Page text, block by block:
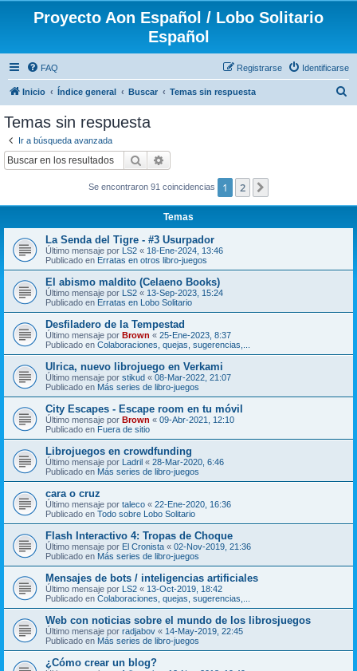
Proyecto Aon Español / Lobo Solitario
Español
FAQ Identificarse
Registrarse
Inicio Índice general Buscar Temas sin respuesta
Temas sin respuesta
Ir a búsqueda avanzada
Buscar
Se encontraron 91 coincidencias 1 2
Temas
La Senda del Tigre - #3 Usurpador
Último mensaje por LS2 « 18-Ene-2024, 13:46
Publicado en Erratas en otros libro-juegos
El abismo maldito (Celaeno Books)
Último mensaje por LS2 « 13-Sep-2023, 15:24
Publicado en Erratas en Lobo Solitario
Desfiladero de la Tempestad
Último mensaje por Brown « 25-Ene-2023, 8:37
Publicado en Colaboraciones, quejas, sugerencias,...
Ulrica, nuevo librojuego en Verkami
Último mensaje por stikud « 08-Mar-2022, 21:07
Publicado en Más series de libro-juegos
City Escapes - Escape room en tu móvil
Último mensaje por Brown « 09-Abr-2021, 12:10
Publicado en Fuera de sitio
Librojuegos en crowdfunding
Último mensaje por Ladril « 28-Mar-2020, 6:46
Publicado en Más series de libro-juegos
cara o cruz
Último mensaje por taleco « 22-Ene-2020, 16:36
Publicado en Todo sobre Lobo Solitario
Flash Interactivo 4: Tropas de Choque
Último mensaje por El Cronista « 02-Nov-2019, 21:36
Publicado en Más series de libro-juegos
Mensajes de bots / inteligencias artificiales
Último mensaje por LS2 « 13-Oct-2019, 18:42
Publicado en Colaboraciones, quejas, sugerencias,...
Web con noticias sobre el mundo de los librosjuegos
Último mensaje por radjabov « 14-May-2019, 22:45
Publicado en Más series de libro-juegos
¿Cómo crear un blog?